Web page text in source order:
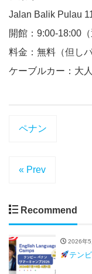
Jalan Balik Pulau
開館：9:00-18:00（
料金：無料（但し
ケーブルカー：大
ペナン
« Prev
Recommend
2026年5
テン